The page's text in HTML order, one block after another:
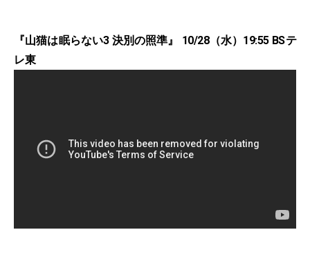
『山猫は眠らない3 決別の照準』 10/28（水）19:55 BSテ
レ東